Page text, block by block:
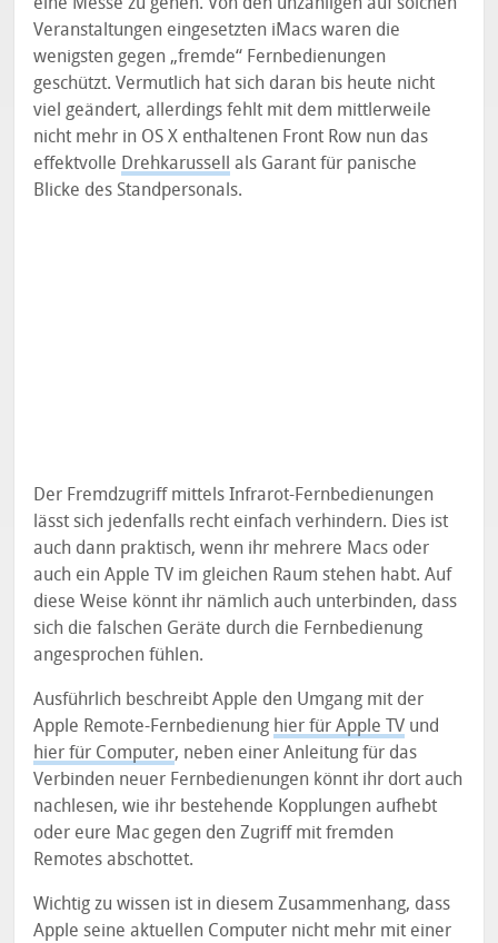
Veranstaltungen eingesetzten iMacs waren die
wenigsten gegen „fremde“ Fernbedienungen
geschützt. Vermutlich hat sich daran bis heute nicht
viel geändert, allerdings fehlt mit dem mittlerweile
nicht mehr in OS X enthaltenen Front Row nun das
effektvolle Drehkarussell als Garant für panische
Blicke des Standpersonals.
Der Fremdzugriff mittels Infrarot-Fernbedienungen
lässt sich jedenfalls recht einfach verhindern. Dies ist
auch dann praktisch, wenn ihr mehrere Macs oder
auch ein Apple TV im gleichen Raum stehen habt. Auf
diese Weise könnt ihr nämlich auch unterbinden, dass
sich die falschen Geräte durch die Fernbedienung
angesprochen fühlen.
Ausführlich beschreibt Apple den Umgang mit der
Apple Remote-Fernbedienung hier für Apple TV und
hier für Computer, neben einer Anleitung für das
Verbinden neuer Fernbedienungen könnt ihr dort auch
nachlesen, wie ihr bestehende Kopplungen aufhebt
oder eure Mac gegen den Zugriff mit fremden
Remotes abschottet.
Wichtig zu wissen ist in diesem Zusammenhang, dass
Apple seine aktuellen Computer nicht mehr mit einer